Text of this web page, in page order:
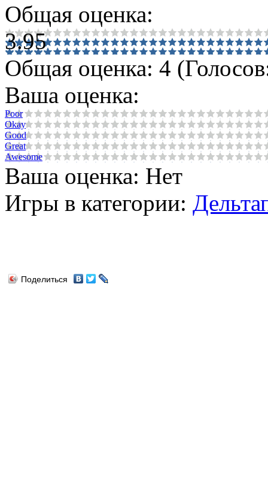
Общая оценка:
3.95
Общая оценка: 4 (
Ваша оценка:
Poor
Okay
Good
Great
Awesome
Ваша оценка: Нет
Игры в категории:
Поделиться